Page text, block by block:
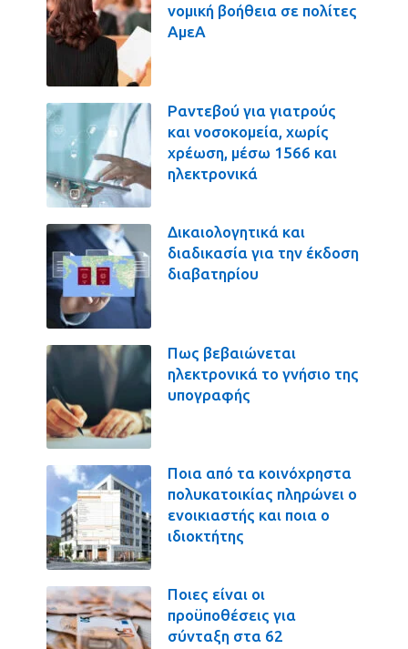
νομική βοήθεια σε πολίτες
ΑμεΑ
Ραντεβού για γιατρούς
και νοσοκομεία, χωρίς
χρέωση, μέσω 1566 και
ηλεκτρονικά
Δικαιολογητικά και
διαδικασία για την έκδοση
διαβατηρίου
Πως βεβαιώνεται
ηλεκτρονικά το γνήσιο της
υπογραφής
Ποια από τα κοινόχρηστα
πολυκατοικίας πληρώνει ο
ενοικιαστής και ποια ο
ιδιοκτήτης
Ποιες είναι οι
προϋποθέσεις για
σύνταξη στα 62